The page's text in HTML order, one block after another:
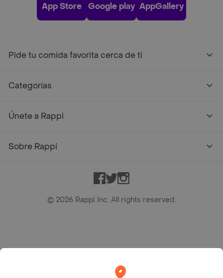
App Store Google play AppGallery
Pide tu comida favorita cerca de ti
Categorías
Únete a Rappi
Sobre Rappi
Facebook
TwitterInstagram
© 2026 Rappi Inc. All rights reserved.
Bogotá D.C. --- notificacionesrappi@rappi.com